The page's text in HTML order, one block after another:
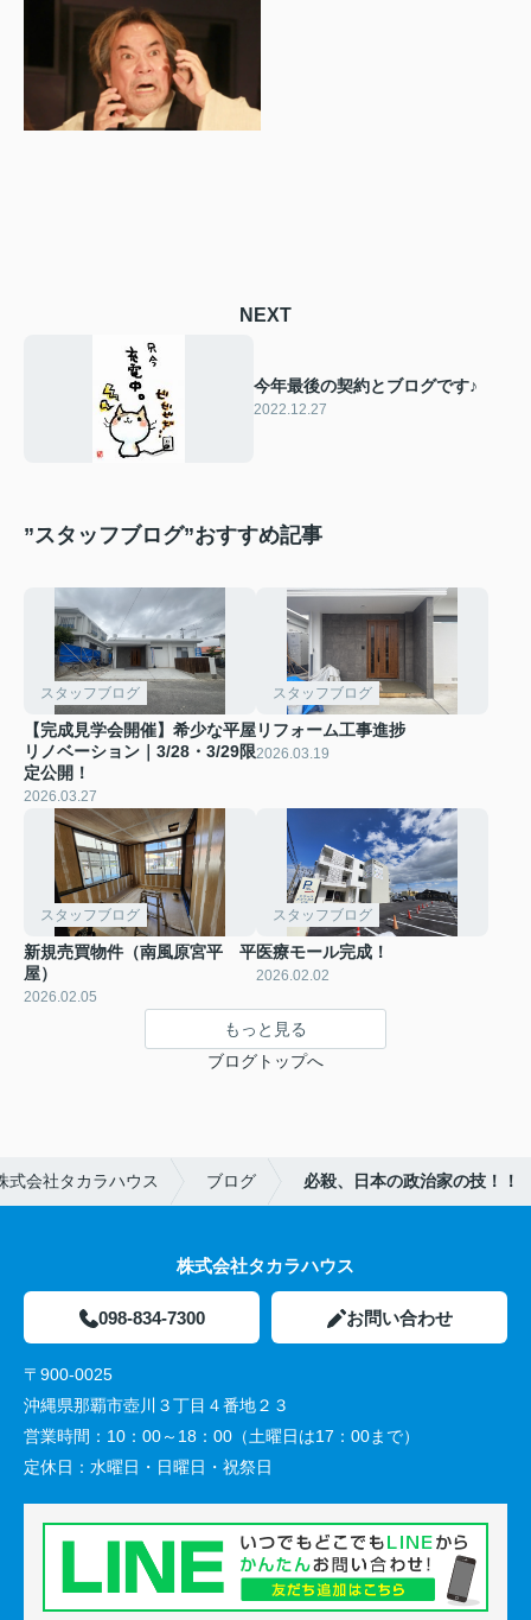
NEXT
今年最後の契約とブログです♪
2022.12.27
”スタッフブログ”おすすめ記事
スタッフブログ
【完成見学会開催】希少な平屋
リノベーション｜3/28・3/29限
定公開！
2026.03.27
スタッフブログ
リフォーム工事進捗
2026.03.19
スタッフブログ
新規売買物件（南風原宮平 平
屋）
2026.02.05
スタッフブログ
医療モール完成！
2026.02.02
もっと見る
ブログトップへ
式会社タカラハウス ブログ 必殺、日本の政治家の技！！
株式会社タカラハウス
098-834-7300 お問い合わせ
〒900-0025
沖縄県那覇市壺川３丁目４番地２３
営業時間： 10：00～18：00（土曜日は17：00まで）
定休日： 水曜日・日曜日・祝祭日